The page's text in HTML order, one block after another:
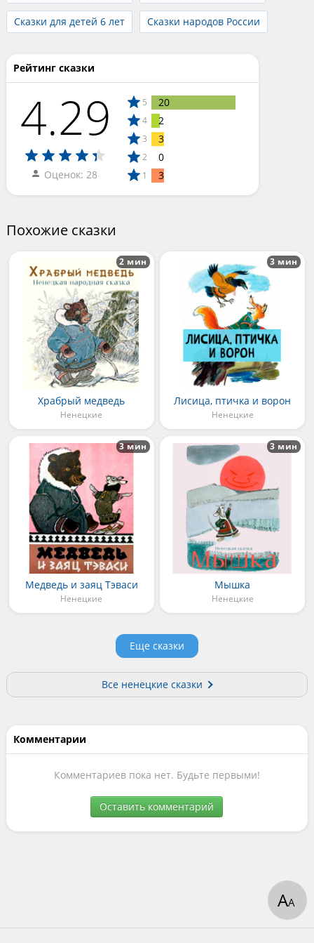
Сказки для детей 6 лет Сказки народов России
Рейтинг сказки
4.29
Оценок: 28
5 20
4 2
3 3
2 0
1 3
Похожие сказки
Храбрый медведь
Ненецкие
2 мин
Лисица, птичка и ворон
Ненецкие
3 мин
Медведь и заяц Тэваси
Ненецкие
3 мин
Мышка
Ненецкие
3 мин
Еще сказки
Все ненецкие сказки
Комментарии
Комментариев пока нет. Будьте первыми!
Оставить комментарий
АА